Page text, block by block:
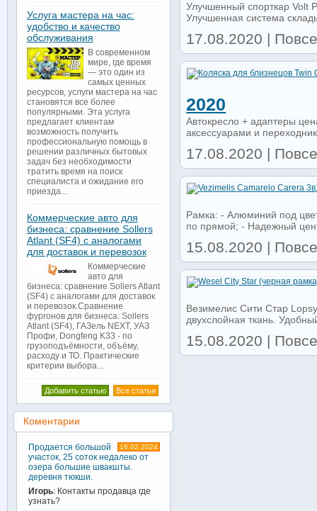
Улучшенный спорткар Volt
Улучшенная система
17.08.2020 |
2020
Автокресло + адаптеры
аксессуарами и
17.08.2020 |
Рамка: - Алюминий под
по прямой; - Надежный
15.08.2020 |
Везимелис Сити Стар
двухслойная ткань.
15.08.2020 |
Услуга мастера на час:
удобство и качество
обслуживания
В современном
мире, где время
— это один из
самых ценных
ресурсов, услуги мастера на час
становятся все более
популярными. Эта услуга
предлагает клиентам
возможность получить
профессиональную помощь в
решении различных бытовых
задач без необходимости
тратить время на поиск
специалиста и ожидание его
приезда...
Коммерческие авто для
бизнеса: сравнение Sollers
Atlant (SF4) с аналогами
для доставок и перевозок
Коммерческие
авто для
бизнеса: сравнение Sollers Atlant
(SF4) с аналогами для доставок
и перевозок.Сравнение
фургонов для бизнеса: Sollers
Atlant (SF4), ГАЗель NEXT, УАЗ
Профи, Dongfeng K33 - по
грузоподъёмности, объёму,
расходу и ТО. Практические
критерии выбора...
Все статьи
Добавить статью
Коментарии
16.02.2024
Продается большой
участок, 25 соток недалеко от
озера большие швакшты.
деревня тюкши.
Игорь: Контакты продавца где
узнать?